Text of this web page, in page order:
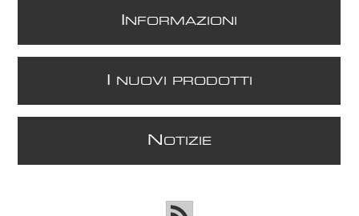
NFORMAZIONI
NUOVI PRODOTTI
N OTIZIE